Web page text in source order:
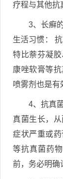
疗程与其他抗
3、长癣
生活习惯：
特比萘芬凝
康唑软膏等
喷雾剂也是有
4、抗真
真菌生长，
症状严重或
等抗真菌药
前，务必明确